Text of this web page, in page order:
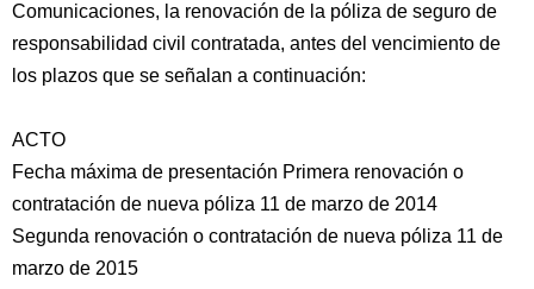
Comunicaciones, la renovación de la póliza de seguro de
responsabilidad civil contratada, antes del vencimiento de
los plazos que se señalan a continuación:
ACTO
Fecha máxima de presentación Primera renovación o
contratación de nueva póliza 11 de marzo de 2014
Segunda renovación o contratación de nueva póliza 11 de
marzo de 2015